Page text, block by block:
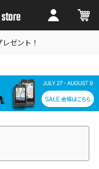
ゼント！